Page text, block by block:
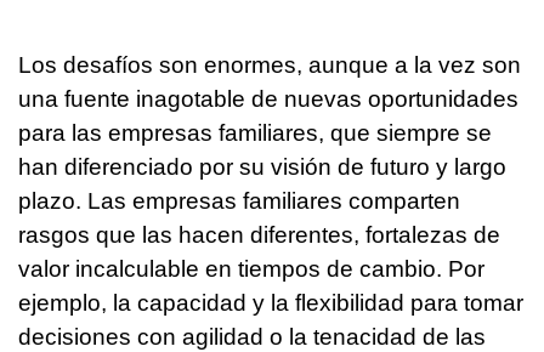
Los desafíos son enormes, aunque a la vez son
una fuente inagotable de nuevas oportunidades
para las empresas familiares, que siempre se
han diferenciado por su visión de futuro y largo
plazo. Las empresas familiares comparten
rasgos que las hacen diferentes, fortalezas de
valor incalculable en tiempos de cambio. Por
ejemplo, la capacidad y la flexibilidad para tomar
decisiones con agilidad o la tenacidad de las